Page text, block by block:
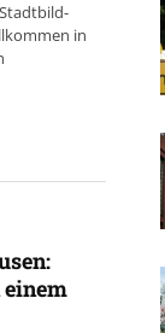
in